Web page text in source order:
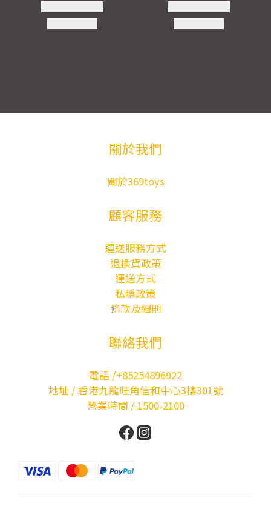
關於我們
關於369toys
顧客服務
運送服務方式
退換貨政策
運送方式
私隱政策
條款及細則
聯絡我們
電話 /+85254896922
地址 / 香港九龍旺角信和中心3樓301號
營業時間 / 1500-2100